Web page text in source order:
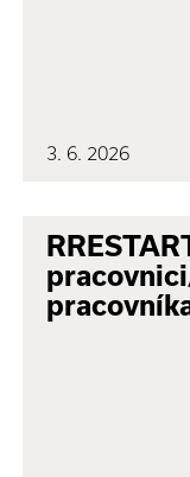
3. 6. 2026